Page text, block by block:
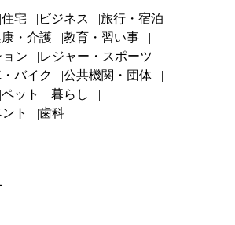
住宅 ビジネス
旅行・宿泊
・介護
教育・習い事
ン
レジャー・スポーツ
バイク
公共機関・団体
ペット
暮らし
ト
歯科